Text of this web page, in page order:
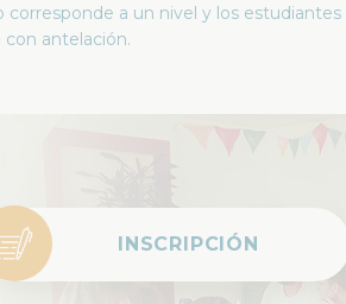
corresponde a un nivel y los estudiantes
antelación.
INSCRIPCIÓN